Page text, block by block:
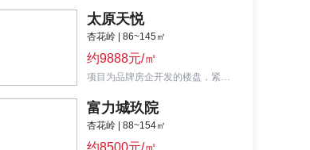
太原天悦
杏花岭 | 86~145㎡
约9888元/㎡
项目为品牌房企开发的楼盘，紧邻太原地铁2号线和多条快速路，周边配套丰富，性价比较高。
富力城玖院
杏花岭 | 88~154㎡
约8500元/㎡